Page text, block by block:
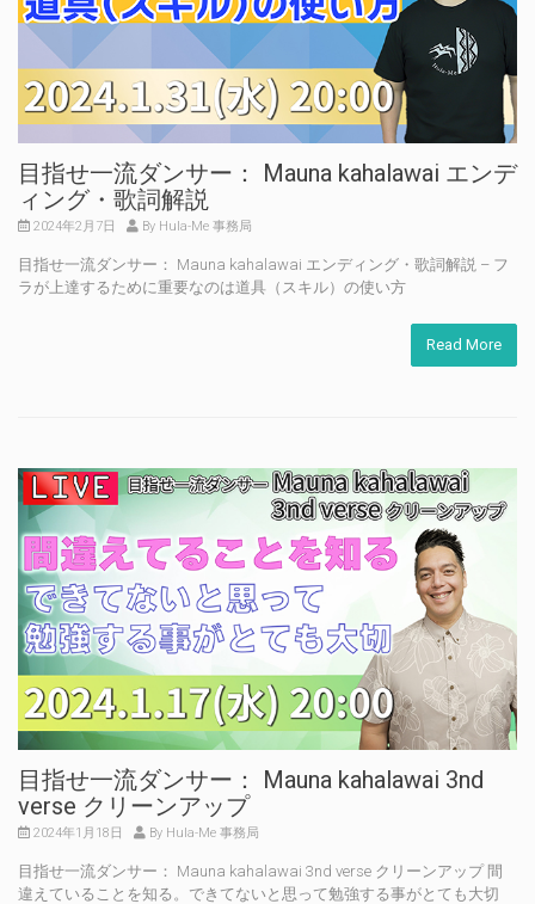
目指せ一流ダンサー： Mauna kahalawai エンデ
ィング・歌詞解説
2024年2月7日 By Hula-Me 事務局
目指せ一流ダンサー： Mauna kahalawai エンディング・歌詞解説 – フ
ラが上達するために重要なのは道具（スキル）の使い方
Read More
目指せ一流ダンサー： Mauna kahalawai 3nd
verse クリーンアップ
2024年1月18日 By Hula-Me 事務局
目指せ一流ダンサー： Mauna kahalawai 3nd verse クリーンアップ 間
違えていることを知る。できてないと思って勉強する事がとても大切